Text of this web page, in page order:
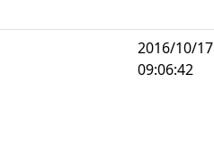
2016/10/17
09:06:42